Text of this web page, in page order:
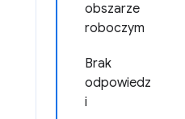
obszarze
roboczym
Brak
odpowiedz
i